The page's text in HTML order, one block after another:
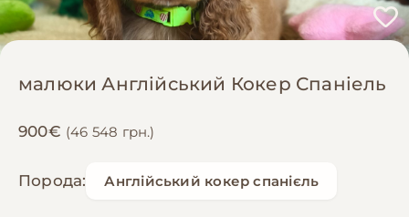
малюки Англійський Кокер Спаніель
900€ (46 548 грн.)
Порода: Англійський кокер спанієль